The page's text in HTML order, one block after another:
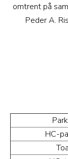
omtrent på
Peder A.
HC-